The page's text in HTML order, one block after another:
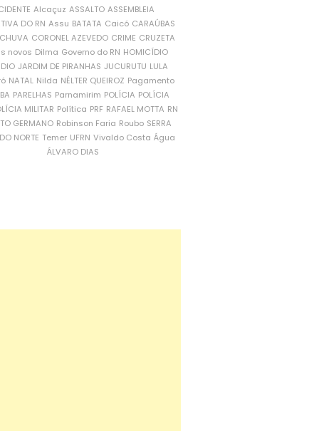
Alcaçuz ASSALTO ASSEMBLEIA
DO RN Assu BATATA Caicó CARAÚBAS
CORONEL AZEVEDO CRIME CRUZETA
novos Dilma Governo do RN HOMICÍDIO
JARDIM DE PIRANHAS JUCURUTU LULA
NATAL Nilda NÉLTER QUEIROZ Pagamento
PARELHAS Parnamirim POLÍCIA POLÍCIA
MILITAR Política PRF RAFAEL MOTTA RN
GERMANO Robinson Faria Roubo SERRA
NORTE Temer UFRN Vivaldo Costa Água
ÁLVARO DIAS